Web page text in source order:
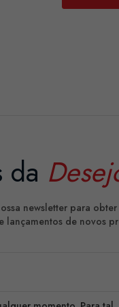
da
newsletter para
lançamentos de novos